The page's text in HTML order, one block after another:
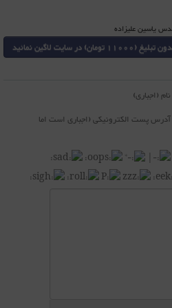
سایت لاگین نمائید
نام (اجباری)
آدرس پست الکترونیکی (اجباری است اما